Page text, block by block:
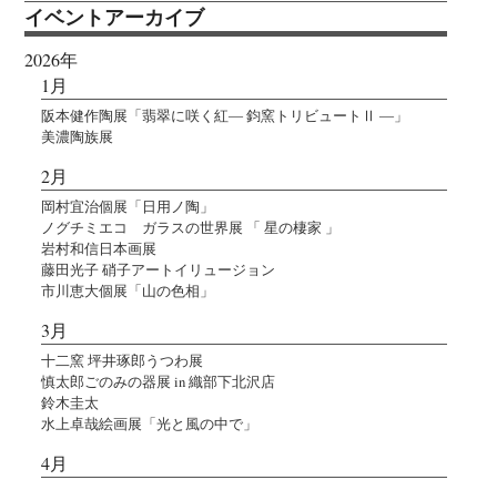
イベントアーカイブ
2026年
1月
阪本健作陶展「翡翠に咲く紅― 鈞窯トリビュートⅡ ―」
美濃陶族展
2月
岡村宜治個展「日用ノ陶」
ノグチミエコ ガラスの世界展 「 星の棲家 」
岩村和信日本画展
藤田光子 硝子アートイリュージョン
市川恵大個展「山の色相」
3月
十二窯 坪井琢郎うつわ展
慎太郎ごのみの器展 in 織部下北沢店
鈴木圭太
水上卓哉絵画展「光と風の中で」
4月